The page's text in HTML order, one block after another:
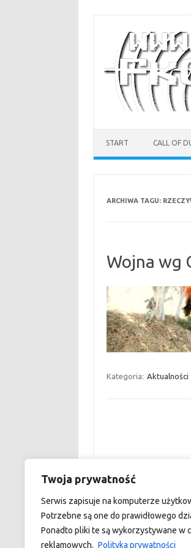
Twoja prywatność
Serwis zapisuje na komputerze
Potrzebne są one do prawidłowego
Ponadto pliki te są wykorzystywane w
reklamowych. Polityka prywatności
START CALL OF
ARCHIWA TAGU:
Wojna wg
Kategoria: Aktualności
custom footer text left